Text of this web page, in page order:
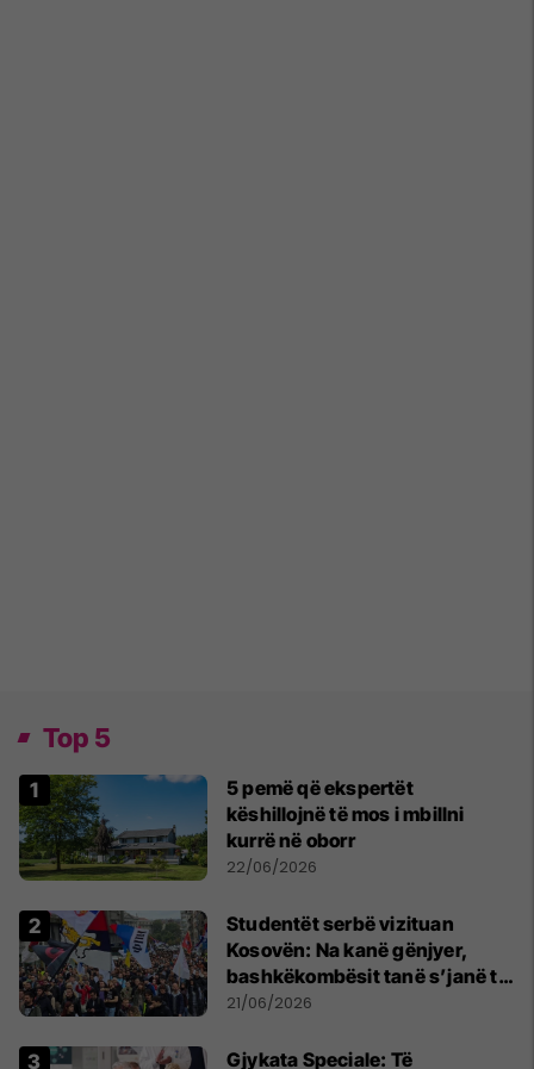
Top 5
5 pemë që ekspertët
këshillojnë të mos i mbillni
kurrë në oborr
22/06/2026
Studentët serbë vizituan
Kosovën: Na kanë gënjyer,
bashkëkombësit tanë s’janë të
shtypur
21/06/2026
​Gjykata Speciale: Të